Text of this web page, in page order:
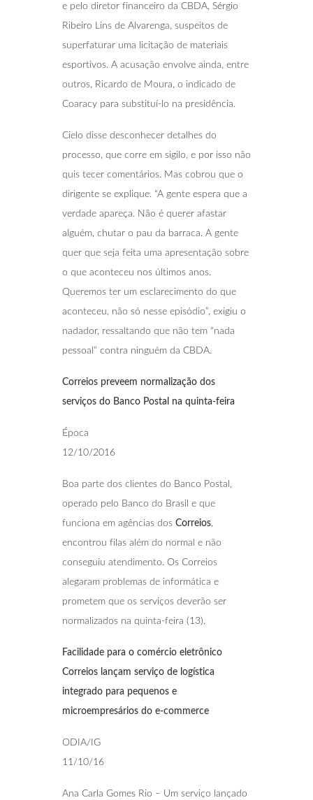
e pelo diretor financeiro da CBDA, Sérgio
Ribeiro Lins de Alvarenga, suspeitos de
superfaturar uma licitação de materiais
esportivos. A acusação envolve ainda, entre
outros, Ricardo de Moura, o indicado de
Coaracy para substituí-lo na presidência.
Cielo disse desconhecer detalhes do
processo, que corre em sigilo, e por isso não
quis tecer comentários. Mas cobrou que o
dirigente se explique. “A gente espera que a
verdade apareça. Não é querer afastar
alguém, chutar o pau da barraca. A gente
quer que seja feita uma apresentação sobre
o que aconteceu nos últimos anos.
Queremos ter um esclarecimento do que
aconteceu, não só nesse episódio”, exigiu o
nadador, ressaltando que não tem “nada
pessoal” contra ninguém da CBDA.
Correios preveem normalização dos
serviços do Banco Postal na quinta-feira
Época
12/10/2016
Boa parte dos clientes do Banco Postal,
operado pelo Banco do Brasil e que
funciona em agências dos Correios
encontrou filas além do normal e não
conseguiu atendimento. Os Correios
alegaram problemas de informática e
prometem que os serviços deverão ser
normalizados na quinta-feira (13).
Facilidade para o comércio eletrônico
Correios lançam serviço de logística
integrado para pequenos e
microempresários do e-commerce
ODIA/IG
11/10/16
Ana Carla Gomes Rio – Um serviço lançado